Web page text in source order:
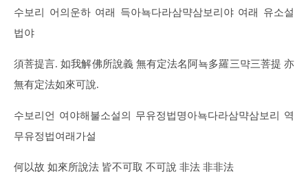
수보리 어의운하 여래 득아뇩다라삼먁삼보리야 여래 유소설
법야
須菩提言. 如我解佛所說義 無有定法名阿뇩多羅三먁三菩提 亦
無有定法如來可說.
수보리언 여야해불소설의 무유정법명아뇩다라삼먁삼보리 역
무유정법여래가설
何以故 如來所說法 皆不可取 不可說 非法 非非法